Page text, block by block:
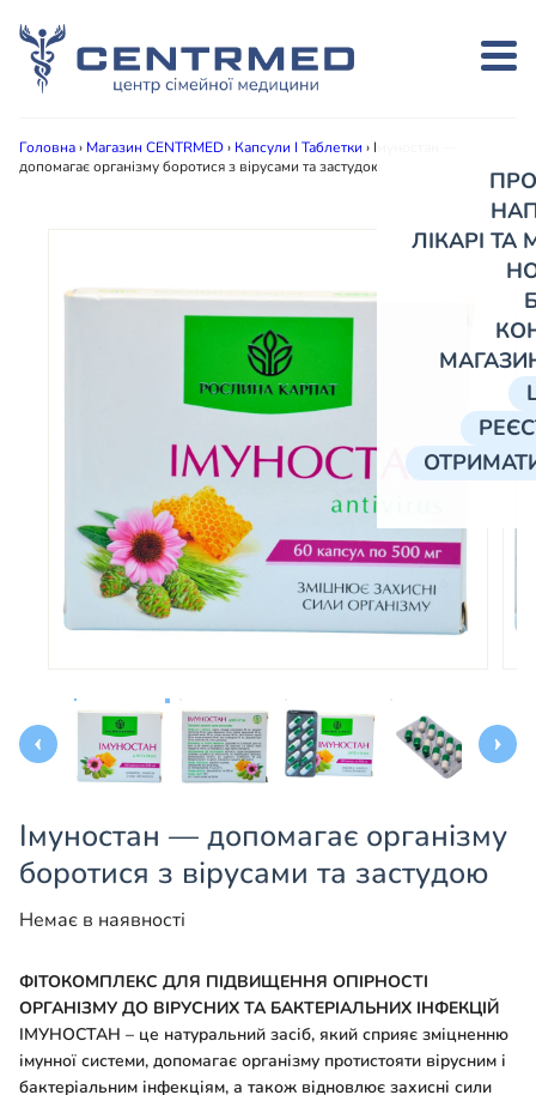
ЛІКАРІ
Головна› Магазин CENTRMED› Капсули І Таблетки › Імуностан —
допомагає організму боротися з вірусами та застудою
Імуностан — допомагає організму
боротися з вірусами та застудою
Немає в наявності
ФІТОКОМПЛЕКС ДЛЯ ПІДВИЩЕННЯ ОПІРНОСТІ
ОРГАНІЗМУ ДО ВІРУСНИХ ТА БАКТЕРІАЛЬНИХ ІНФЕКЦІЙ
ІМУНОСТАН – це натуральний засіб, який сприяє зміцненню
імунної системи, допомагає організму протистояти вірусним і
бактеріальним інфекціям, а також відновлює захисні сили